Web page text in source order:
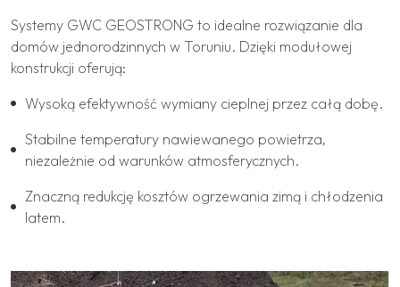
Systemy GWC GEOSTRONG to idealne rozwiązanie dla
domów jednorodzinnych w Toruniu. Dzięki modułowej
konstrukcji oferują:
Wysoką efektywność wymiany cieplnej przez całą dobę.
Stabilne temperatury nawiewanego powietrza,
niezależnie od warunków atmosferycznych.
Znaczną redukcję kosztów ogrzewania zimą i chłodzenia
latem.